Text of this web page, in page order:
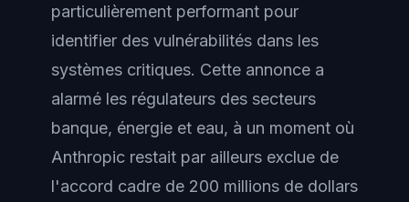
particulièrement performant pour
identifier des vulnérabilités dans les
systèmes critiques. Cette annonce a
alarmé les régulateurs des secteurs
banque, énergie et eau, à un moment où
Anthropic restait par ailleurs exclue de
l'accord cadre de 200 millions de dollars